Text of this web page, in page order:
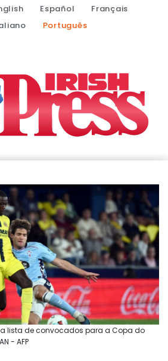
Español
Français
Português
lista de convocados para a Copa do
- AFP